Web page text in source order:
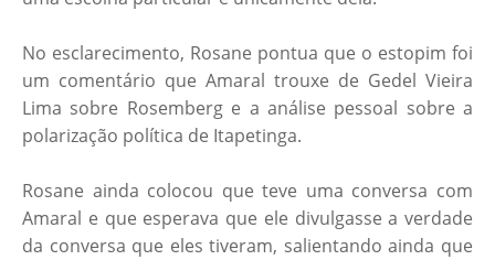
No esclarecimento, Rosane pontua que o estopim foi
um comentário que Amaral trouxe de Gedel Vieira
Lima sobre Rosemberg e a análise pessoal sobre a
polarização política de Itapetinga.
Rosane ainda colocou que teve uma conversa com
Amaral e que esperava que ele divulgasse a verdade
da conversa que eles tiveram, salientando ainda que